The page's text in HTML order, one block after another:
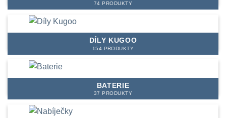
74 PRODUKTY
DÍLY KUGOO
154 PRODUKTY
BATERIE
37 PRODUKTY